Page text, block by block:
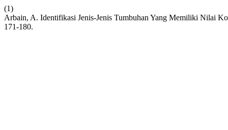
(1)
Arbain, A. Identifikasi Jenis-Jenis Tumbuhan Yang Memiliki Nilai
171-180.